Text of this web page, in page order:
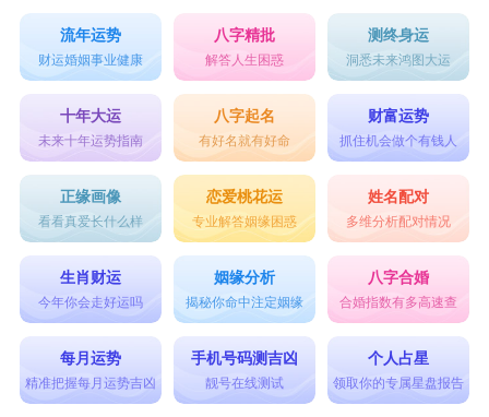
流年运势
财运婚姻事业健康
八字精批
解答人生困惑
测终身运
洞悉未来鸿图大运
十年大运
未来十年运势指南
八字起名
有好名就有好命
财富运势
抓住机会做个有钱人
正缘画像
看看真爱长什么样
恋爱桃花运
专业解答姻缘困惑
姓名配对
多维分析配对情况
生肖财运
今年你会走好运吗
姻缘分析
揭秘你命中注定姻缘
八字合婚
合婚指数有多高速查
每月运势
精准把握每月运势吉凶
手机号码测吉凶
靓号在线测试
个人占星
领取你的专属星盘报告